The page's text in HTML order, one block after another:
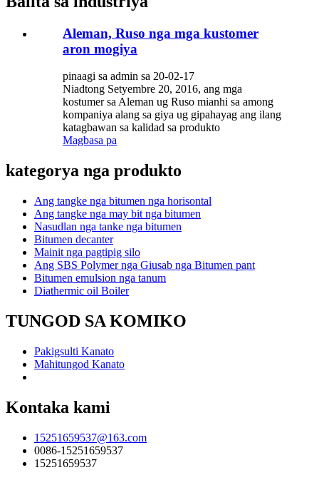
Aleman, Ruso nga mga kustomer
aron mogiya
pinaagi sa admin sa 20-02-17
Niadtong Setyembre 20, 2016, ang mga
kostumer sa Aleman ug Ruso mianhi sa among
kompaniya alang sa giya ug gipahayag ang ilang
katagbawan sa kalidad sa produkto
Magbasa pa
kategorya nga produkto
Ang tangke nga bitumen nga horisontal
Ang tangke nga may bit nga bitumen
Nasudlan nga tanke nga bitumen
Bitumen decanter
Mainit nga pagtipig silo
Ang SBS Polymer nga Giusab nga Bitumen pant
Bitumen emulsion nga tanum
Diathermic oil Boiler
TUNGOD SA KOMIKO
Pakigsulti Kanato
Mahitungod Kanato
Kontaka kami
15251659537@163.com
0086-15251659537
15251659537